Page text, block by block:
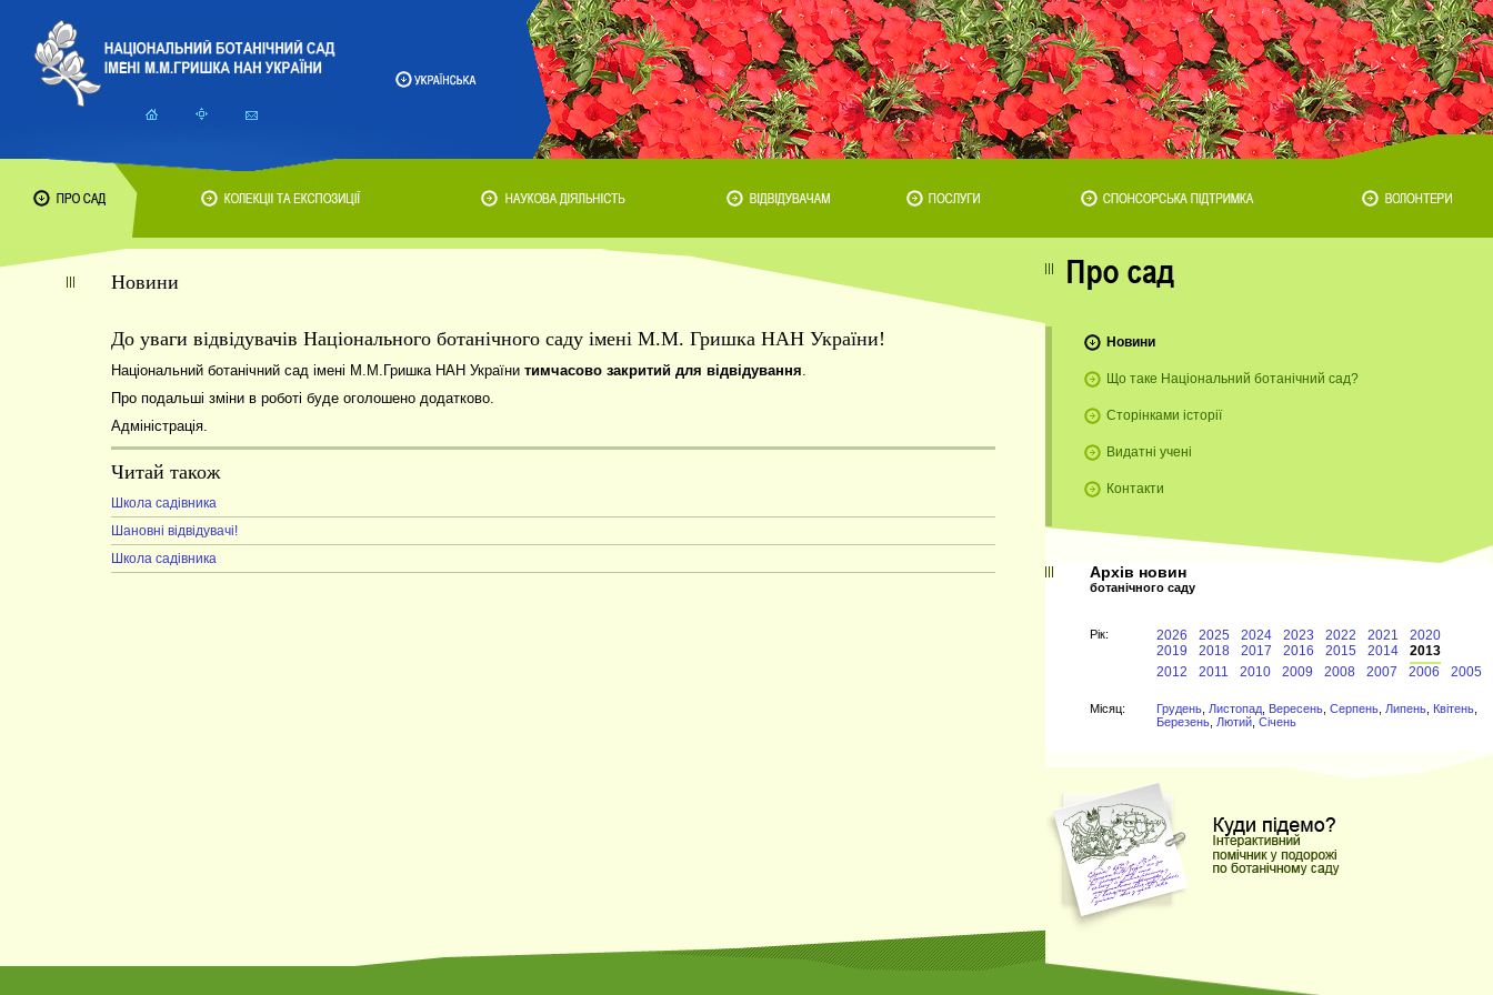
Новини
До уваги відвідувачів Національного ботанічного саду імені М.М. Гришка НАН України!
Національний ботанічний сад імені М.М.Гришка НАН України тимчасово закритий для відвідування.
Про подальші зміни в роботі буде оголошено додатково.
Адміністрація.
Читай також
Школа садівника
Шановні відвідувачі!
Школа садівника
Новини
Що таке Національний ботанічний сад?
Сторінками історії
Видатні учені
Контакти
Архів новин
ботанічного саду
Рiк: 2026 2025 2024 2023 2022 2021
2020
2019
2018 2017 2016 2015 2014
2013
2012
2011 2010 2009 2008 2007 2006 2005
Мiсяц: Грудень Листопад Вересень Серпень Липень Квітень
Березень Лютий Січень